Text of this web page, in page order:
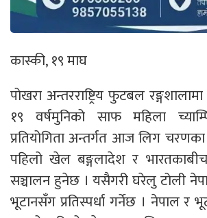
कास्की, १९ माघ
पोखरा अन्तरराष्ट्रिय फुटबल
१९ वर्षमुनिको साफ महिला
प्रतियोगिता अन्तर्गत आज लिग
पहिलो खेल बङ्गलादेश र
सञ्चालन हुनेछ । यसैगरी घरेलु टोली
भूटानसँग प्रतिस्पर्धा गर्नेछ । नेपाल